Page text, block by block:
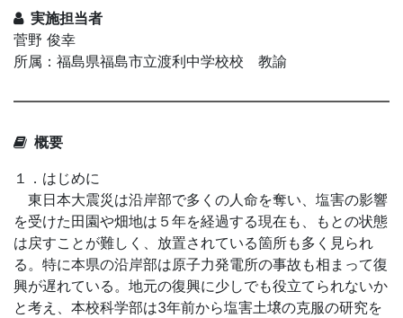
実施担当者
菅野 俊幸
所属：福島県福島市立渡利中学校校 教諭
概要
１．はじめに
東日本大震災は沿岸部で多くの人命を奪い、塩害の影響
を受けた田園や畑地は５年を経過する現在も、もとの状態
は戻すことが難しく、放置されている箇所も多く見られ
る。特に本県の沿岸部は原子力発電所の事故も相まって復
興が遅れている。地元の復興に少しでも役立てられないか
と考え、本校科学部は3年前から塩害土壌の克服の研究を